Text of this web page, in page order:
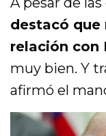
destacó que
relación con
muy bien. Y
afirmó el